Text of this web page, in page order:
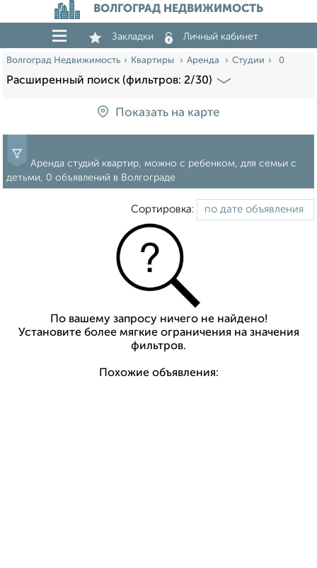
ВОЛГОГРАД НЕДВИЖИМОСТЬ
Закладки Личный кабинет
Волгоград Недвижимость Квартиры Аренда Студии 0
Расширенный поиск (фильтров: 2/30)
Показать на карте
Аренда студий квартир, можно с ребенком, для семьи с
детьми, 0 объявлений в Волгограде
Сортировка:
По вашему запросу ничего не найдено!
Установите более мягкие ограничения на значения
фильтров.
Похожие объявления: